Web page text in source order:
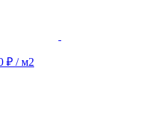
₽ / м2